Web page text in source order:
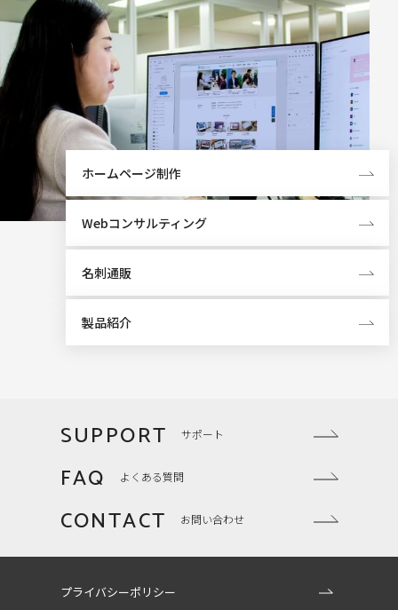
ホームページ制作
Webコンサルティング
名刺通販
製品紹介
SUPPORT サポート
FAQ よくある質問
CONTACT お問い合わせ
プライバシーポリシー